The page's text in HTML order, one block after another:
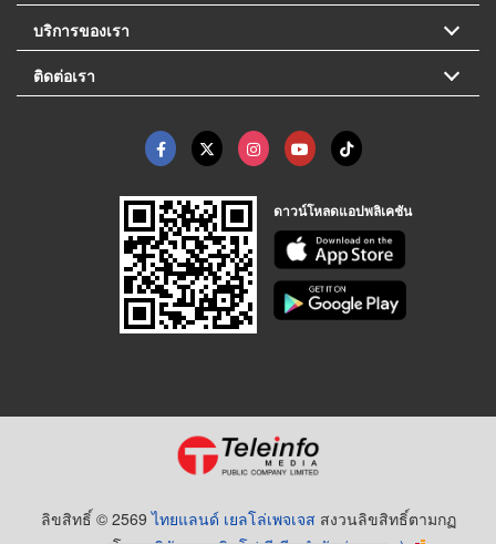
บริการของเรา
ติดต่อเรา
ดาวน์โหลดแอปพลิเคชัน
ลิขสิทธิ์ © 2569ไทยแลนด์ เยลโล่เพจเจส สงวนลิขสิทธิ์ตามกฏ